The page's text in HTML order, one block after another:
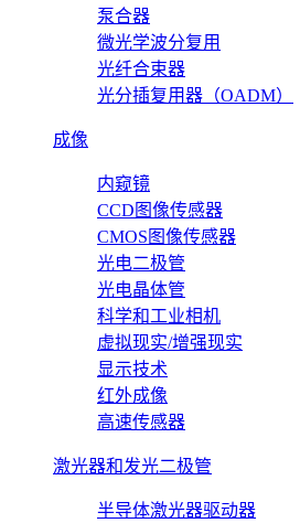
泵合器
微光学波分复用
光纤合束器
光分插复用器（OADM）
成像
内窥镜
CCD图像传感器
CMOS图像传感器
光电二极管
光电晶体管
科学和工业相机
虚拟现实/增强现实
显示技术
红外成像
高速传感器
激光器和发光二极管
半导体激光器驱动器